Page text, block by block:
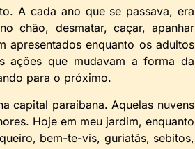
A cada ano que se passava, era
chão, desmatar, caçar, apanhar
apresentados enquanto os adultos
ações que mudavam a forma da
para o próximo.
capital paraibana. Aquelas nuvens
Hoje em meu jardim, enquanto
bem-te-vis, guriatãs, sebitos,